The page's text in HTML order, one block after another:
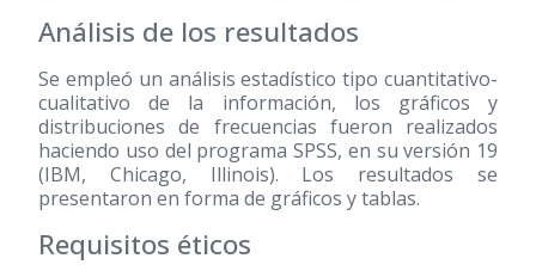
Análisis de los resultados
Se empleó un análisis estadístico tipo cuantitativo-
cualitativo de la información, los gráficos y
distribuciones de frecuencias fueron realizados
haciendo uso del programa SPSS, en su versión 19
(IBM, Chicago, Illinois). Los resultados se
presentaron en forma de gráficos y tablas.
Requisitos éticos